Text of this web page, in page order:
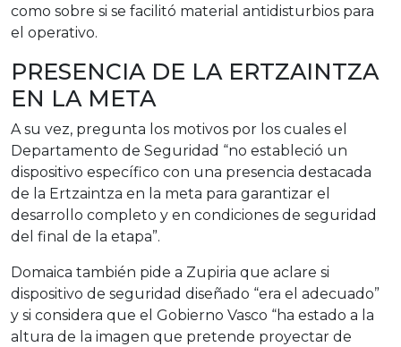
como sobre si se facilitó material antidisturbios para
el operativo.
PRESENCIA DE LA ERTZAINTZA
EN LA META
A su vez, pregunta los motivos por los cuales el
Departamento de Seguridad “no estableció un
dispositivo específico con una presencia destacada
de la Ertzaintza en la meta para garantizar el
desarrollo completo y en condiciones de seguridad
del final de la etapa”.
Domaica también pide a Zupiria que aclare si
dispositivo de seguridad diseñado “era el adecuado”
y si considera que el Gobierno Vasco “ha estado a la
altura de la imagen que pretende proyectar de